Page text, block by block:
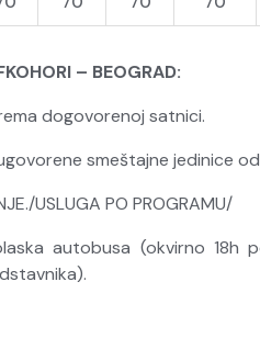
– BEOGRAD:
dogovorenoj satnici.
smeštajne jedinice od
NOĆENJE./USLUGA PO
autobusa (okvirno 18h